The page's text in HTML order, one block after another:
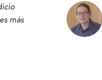
más